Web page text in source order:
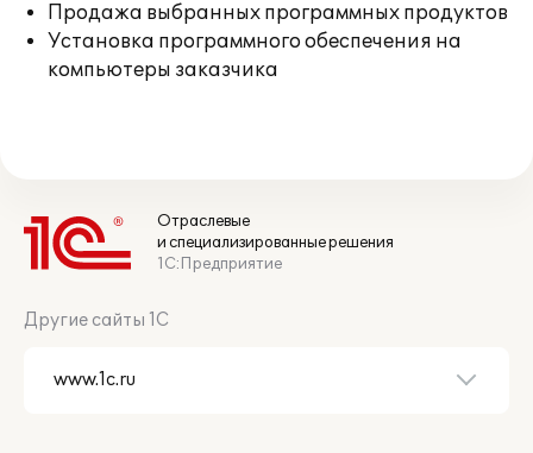
Продажа выбранных программных продуктов
Установка программного обеспечения на
компьютеры заказчика
Отраслевые
и специализированные решения
1С:Предприятие
Другие сайты 1С